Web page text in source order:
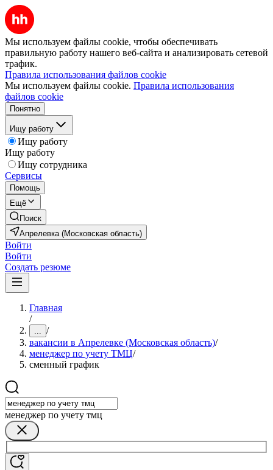
Мы используем файлы cookie, чтобы обеспечивать
правильную работу нашего веб-сайта и анализировать сетевой
трафик.
Правила использования файлов cookie
Мы используем файлы cookie. Правила использования
файлов cookie
Понятно
Ищу работу
Ищу работу
Ищу работу
Ищу сотрудника
Сервисы
Помощь
Ещё
Поиск
Апрелевка (Московская область)
Войти
Войти
Создать резюме
Главная
/
... /
вакансии в Апрелевке (Московская область)/
менеджер по учету ТМЦ/
сменный график
менеджер по учету тмц